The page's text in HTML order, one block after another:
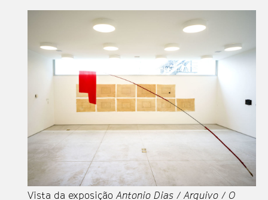
Vista da exposição Antonio Dias / Arquivo / O